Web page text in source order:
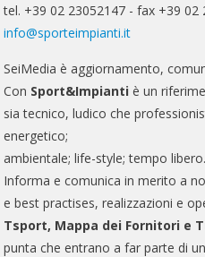
tel. +39 02 23052147 - fax +39 02
info@sporteimpianti.it
SeiMedia è aggiornamento,
Con Sport&Impianti è un
sia tecnico, ludico che
energetico;
ambientale; life-style; tempo libero.
Informa e comunica in merito a
e best practises, realizzazioni e
Tsport, Mappa dei Fornitori e
punta che entrano a far parte di